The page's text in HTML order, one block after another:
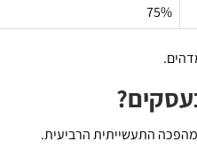
75%
התעשייתית הרביעית.